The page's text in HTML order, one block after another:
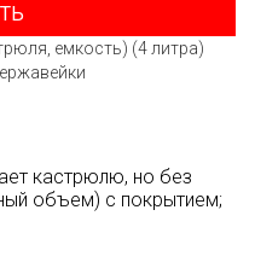
емкость) (4 литра)
кастрюлю, но без
объем) с покрытием;